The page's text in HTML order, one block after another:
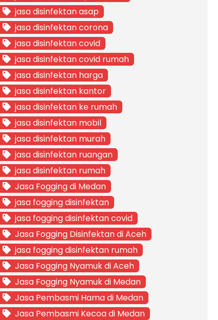
jasa disinfektan asap
jasa disinfektan corona
jasa disinfektan covid
jasa disinfektan covid rumah
jasa disinfektan harga
jasa disinfektan kantor
jasa disinfektan ke rumah
jasa disinfektan mobil
jasa disinfektan murah
jasa disinfektan ruangan
jasa disinfektan rumah
Jasa Fogging di Medan
jasa fogging disinfektan
jasa fogging disinfektan covid
Jasa Fogging Disinfektan di Aceh
jasa fogging disinfektan rumah
Jasa Fogging Nyamuk di Aceh
Jasa Fogging Nyamuk di Medan
Jasa Pembasmi Hama di Medan
Jasa Pembasmi Kecoa di Medan